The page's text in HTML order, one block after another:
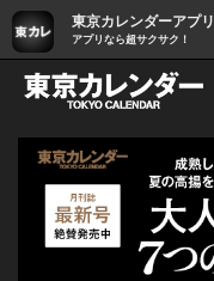
東京カレンダーアプリ
アプリなら超サクサク！